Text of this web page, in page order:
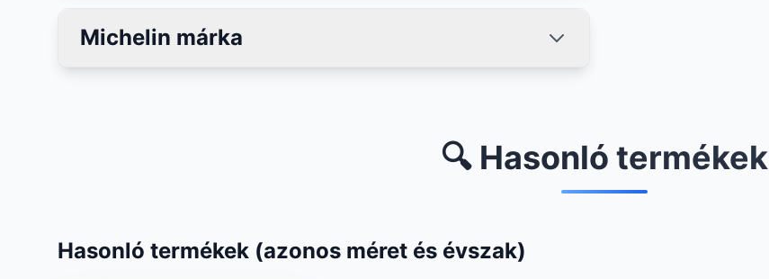
Michelin márka
🔍 Hasonló termékek
Hasonló termékek (azonos méret és évszak)